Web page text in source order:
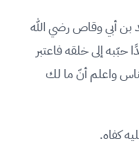
بن أبي وقاص رضي الله
حبّبه إلى خلقه فاعتبر
واعلم أنّ ما لك
كفاه.